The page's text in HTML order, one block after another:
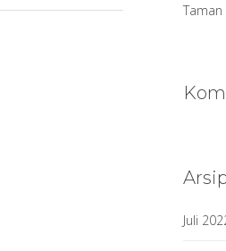
Taman
Juli